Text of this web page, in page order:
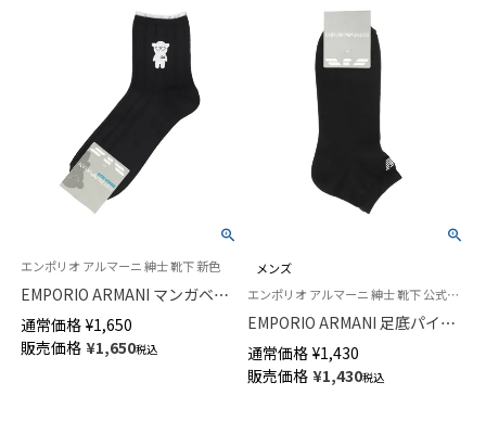
エンポリオ アルマーニ 紳士 靴下 新色
EMPORIO ARMANI マンガベア
刺繍 ショート丈ソックス メン
ズ 02322386
通常価格 ¥1,650
販売価格 ¥1,650税込
メンズ
エンポリオ アルマーニ 紳士 靴下 公式ショップ
EMPORIO ARMANI 足底パイル
綿混 ロゴ刺繍 ショート丈 ソッ
クス メンズ 02322200
通常価格 ¥1,430
販売価格 ¥1,430税込